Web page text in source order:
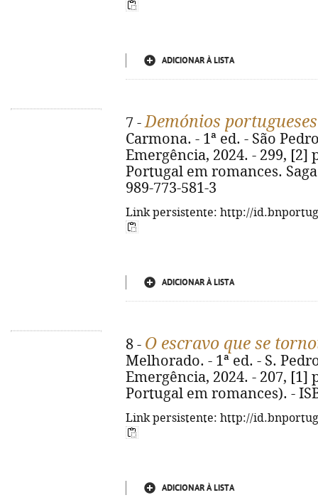
ADICIONAR À LISTA
7 -Demónios portugueses
Carmona. - 1ª ed. - São
Emergência, 2024. - 299, [2]
Portugal em romances.
989-773-581-3
Link persistente: http://
ADICIONAR À LISTA
8 - O escravo que se
Melhorado. - 1ª ed. - S.
Emergência, 2024. - 207, [1]
Portugal em romances). -
Link persistente: http://
ADICIONAR À LISTA